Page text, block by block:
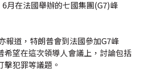
月在法國舉辦的七國集團(G7)峰
報道，特朗普會到法國參加G7峰
希望在這次領導人會議上，討論包括
擊犯罪等議題。